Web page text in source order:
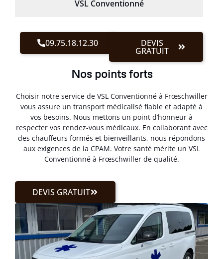
VSL Conventionné
09.75.18.12.30 DEVIS
GRATUIT
Nos points forts
Choisir notre service de VSL Conventionné à Frœschwiller
vous assure un transport médicalisé fiable et adapté à
vos besoins. Nous mettons un point d’honneur à
respecter vos rendez-vous médicaux. En collaborant avec
des chauffeurs formés et bienveillants, nous répondons
aux exigences de la CPAM. Votre santé mérite un VSL
Conventionné à Frœschwiller de qualité.
DEVIS GRATUIT